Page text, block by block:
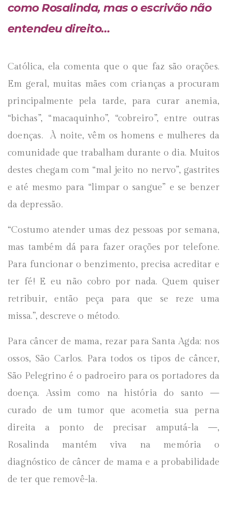
como Rosalinda, mas o escrivão não
entendeu direito…
Católica, ela comenta que o que faz são orações.
Em geral, muitas mães com crianças a procuram
principalmente pela tarde, para curar anemia,
“bichas”, “macaquinho”, “cobreiro”, entre outras
doenças. À noite, vêm os homens e mulheres da
comunidade que trabalham durante o dia. Muitos
destes chegam com “mal jeito no nervo”, gastrites
e até mesmo para “limpar o sangue” e se benzer
da depressão.
“Costumo atender umas dez pessoas por semana,
mas também dá para fazer orações por telefone.
Para funcionar o benzimento, precisa acreditar e
ter fé! E eu não cobro por nada. Quem quiser
retribuir, então peça para que se reze uma
missa.”, descreve o método.
Para câncer de mama, rezar para Santa Agda; nos
ossos, São Carlos. Para todos os tipos de câncer,
São Pelegrino é o padroeiro para os portadores da
doença. Assim como na história do santo —
curado de um tumor que acometia sua perna
direita a ponto de precisar amputá-la —,
Rosalinda mantém viva na memória o
diagnóstico de câncer de mama e a probabilidade
de ter que removê-la.